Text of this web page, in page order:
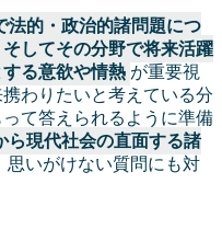
法的・政治的諸問題につ
してその分野で将来活躍
る意欲や情熱 が重要視
わりたいと考えている分
て答えられるように準備
ら現代社会の直面する諸
思いがけない質問にも対